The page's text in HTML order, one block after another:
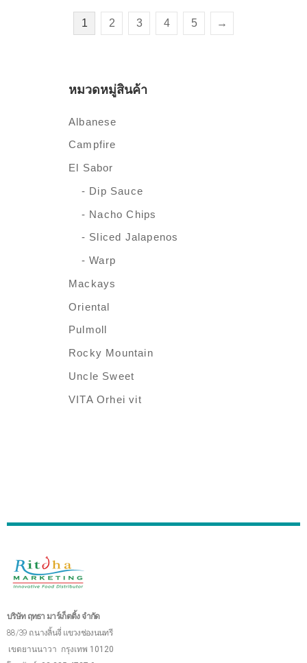
1 2 3 4 5 →
หมวดหมู่สินค้า
Albanese
Campfire
El Sabor
- Dip Sauce
- Nacho Chips
- Sliced Jalapenos
- Warp
Mackays
Oriental
Pulmoll
Rocky Mountain
Uncle Sweet
VITA Orhei vit
บริษัท ฤทธา มาร์เก็ตติ้ง จำกัด
88/39 ถ.นางลิ้นจี่ แขวงช่องนนทรี
เขตยานนาวา กรุงเทพ 10120